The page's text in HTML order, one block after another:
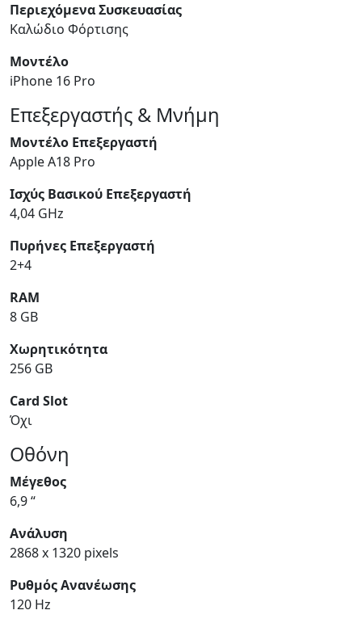
Περιεχόμενα Συσκευασίας
Καλώδιο Φόρτισης
Μοντέλο
iPhone 16 Pro
Επεξεργαστής & Μνήμη
Μοντέλο Επεξεργαστή
Apple A18 Pro
Ισχύς Βασικού Επεξεργαστή
4,04 GHz
Πυρήνες Επεξεργαστή
2+4
RAM
8 GB
Χωρητικότητα
256 GB
Card Slot
Όχι
Οθόνη
Μέγεθος
6,9 “
Ανάλυση
2868 x 1320 pixels
Ρυθμός Ανανέωσης
120 Hz